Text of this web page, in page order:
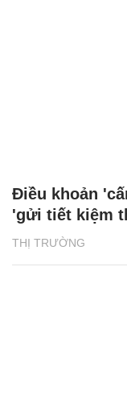
THỊ TRƯỜNG
Điều khoản
'gửi tiết kiệm